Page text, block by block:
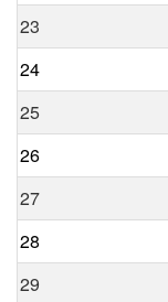
23
24
25
26
27
28
29